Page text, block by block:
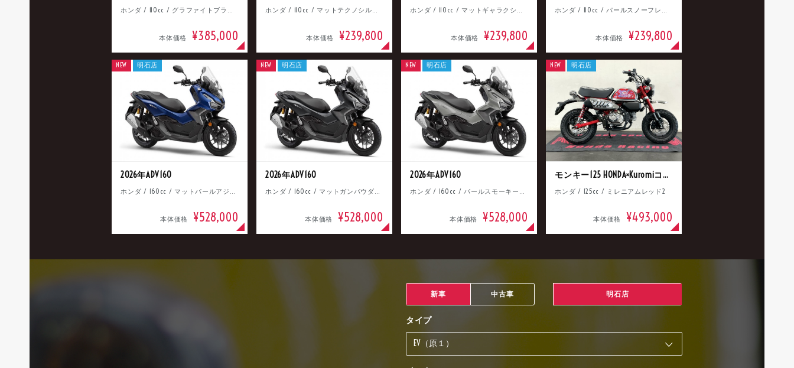
ホンダ / 110cc / グラファイトブラック
本体価格 ¥385,000
ホンダ / 110cc / マットテクノシルバーメタリック
本体価格 ¥239,800
ホンダ / 110cc / マットギャラクシーブラックメタリック
本体価格 ¥239,800
ホンダ / 110cc / パールスノーフレークホワイト
本体価格 ¥239,800
2026年ADV160
ホンダ / 160cc / マットパールアジャイルブルー
本体価格 ¥528,000
NEW 明石店
2026年ADV160
ホンダ / 160cc / マットガンパウダーブラックメタリック
本体価格 ¥528,000
NEW 明石店
2026年ADV160
ホンダ / 160cc / パールスモーキーグレー
本体価格 ¥528,000
NEW 明石店
モンキー125 HONDA×Kuromiコラボ
ホンダ / 125cc / ミレニアムレッド2
本体価格 ¥493,000
NEW 明石店
新車 中古車 明石店
タイプ